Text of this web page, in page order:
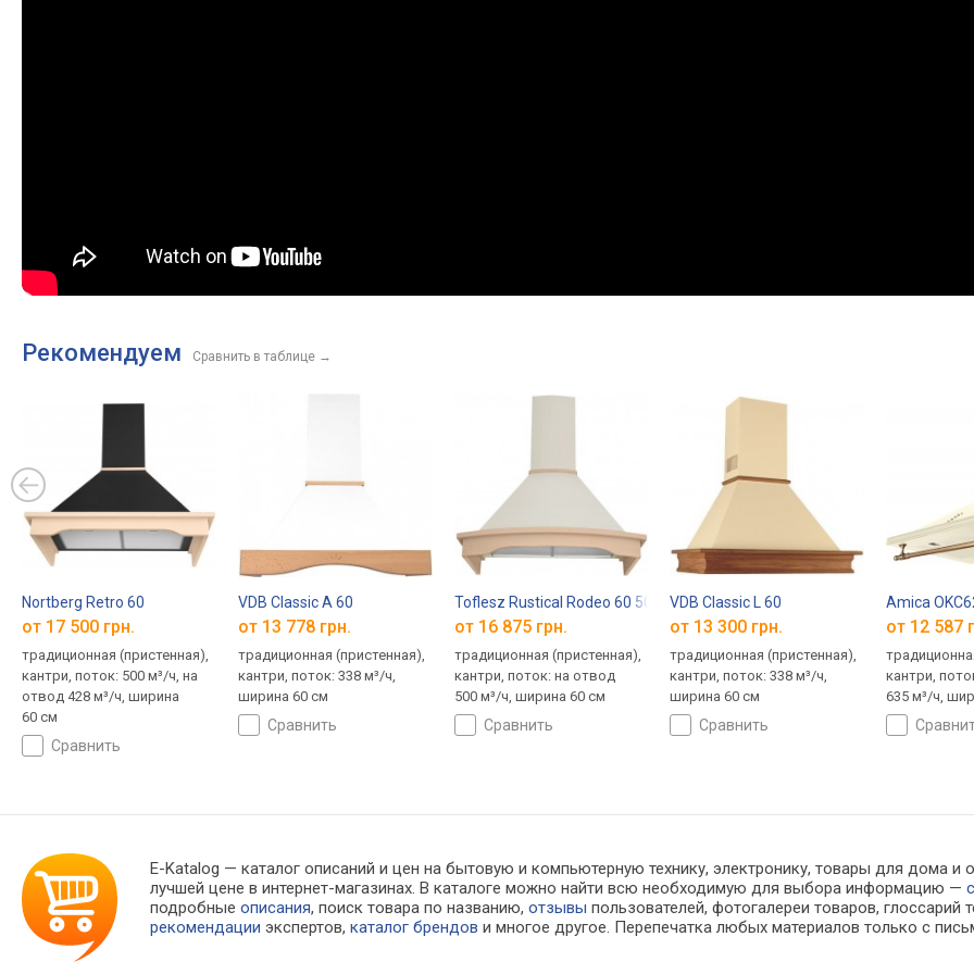
Рекомендуем Сравнить в таблице →
Nortberg Retro 60
от 17 500 грн.
традиционная (пристенная),
кантри, поток: 500 м³/ч, на
отвод 428 м³/ч, ширина
60 см
сравнить
VDB Classic A 60
от 13 778 грн.
традиционная (пристенная),
кантри, поток: 338 м³/ч,
ширина 60 см
сравнить
Toflesz Rustical Rodeo 60 500
от 16 875 грн.
традиционная (пристенная),
кантри, поток: на отвод
500 м³/ч, ширина 60 см
сравнить
VDB Classic L 60
от 13 300 грн.
традиционная (пристенная),
кантри, поток: 338 м³/ч,
ширина 60 см
сравнить
Amica
от 12 587
кантри,
635 м³/ч,
E-Katalog — каталог описаний и цен на бытовую и компьютерную технику, электронику, товары для дома
лучшей цене в интернет-магазинах. В каталоге можно найти всю необходимую для выбора информацию —
подробныеописания, поиск товара по названию,отзывы пользователей, фотогалереи товаров,
рекомендации экспертов,каталог брендов и многое другое. Перепечатка любых материалов только с